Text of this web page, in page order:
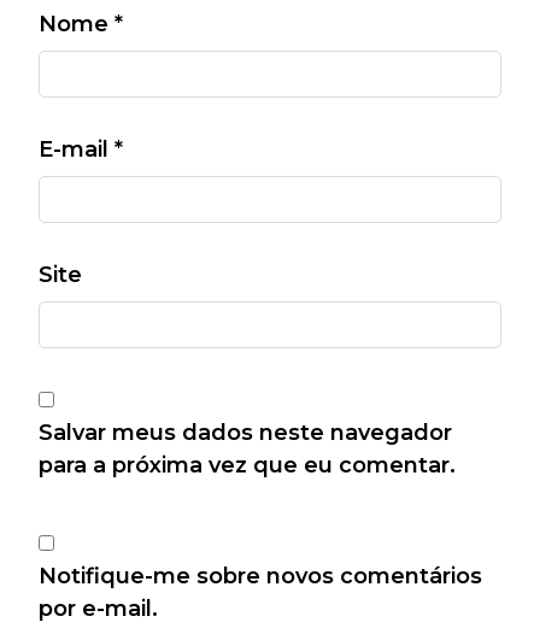
Nome *
E-mail *
Site
Salvar meus dados neste navegador
para a próxima vez que eu comentar.
Notifique-me sobre novos comentários
por e-mail.